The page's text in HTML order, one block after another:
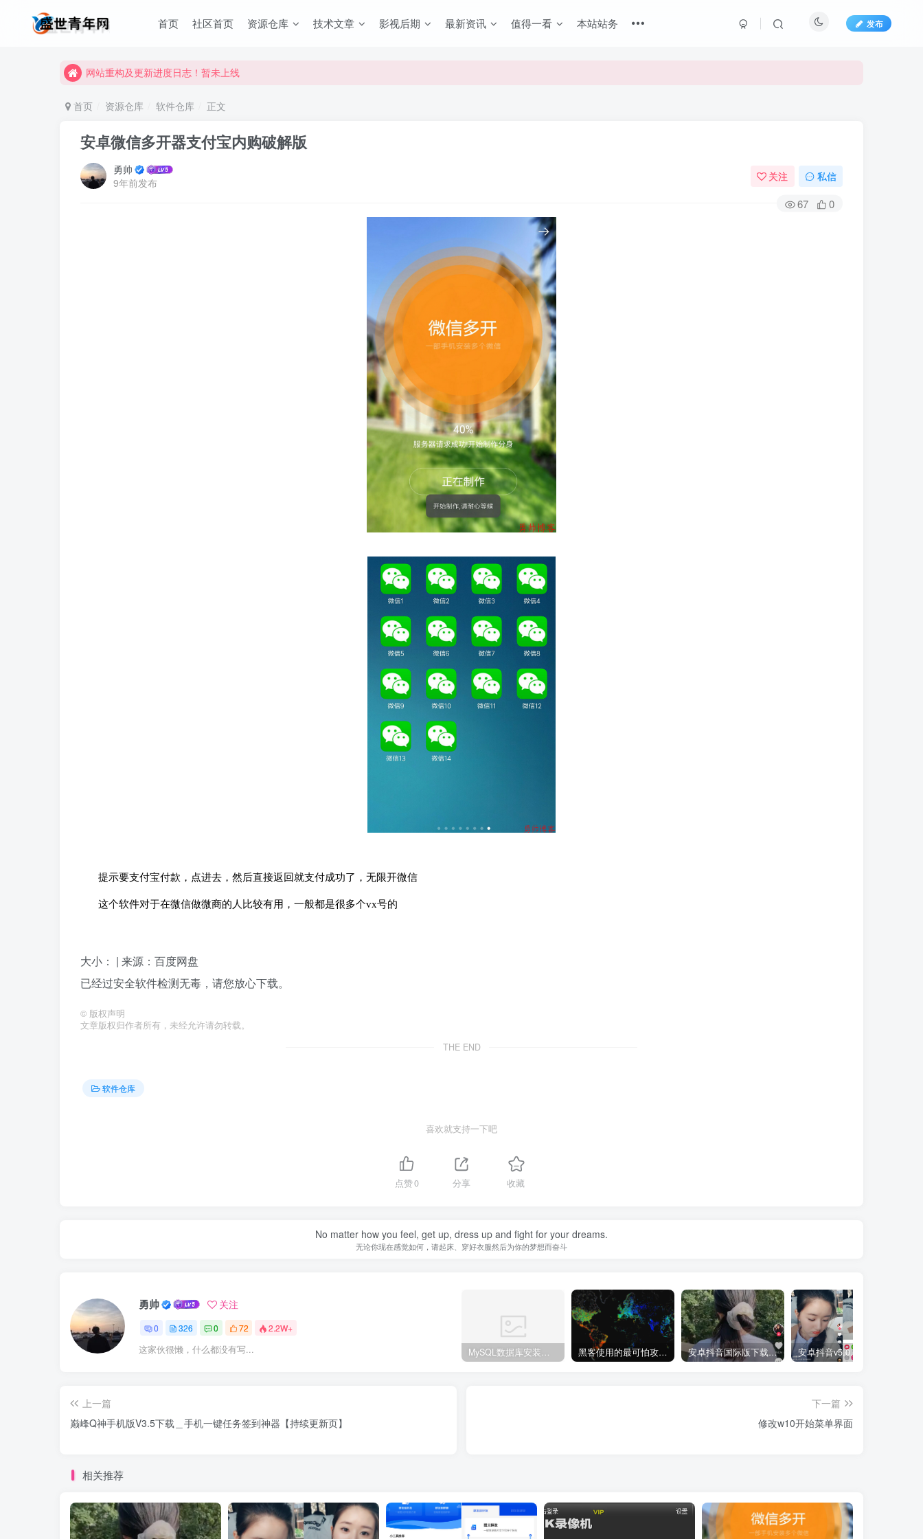
首页 社区首页 资源仓库 技术文章 影视后期 最新资讯 值得一看 本站站务 发布
网站重构及更新进度日志！暂未上线
网站重构及更新进度日志！暂未上线
首页 资源仓库 软件仓库 正文
安卓微信多开器支付宝内购破解版
勇帅
9年前发布
关注 私信
67 0
提示要支付宝付款，点进去，然后直接返回就支付成功了，无限开微信
这个软件对于在微信做微商的人比较有用，一般都是很多个vx号的
大小： | 来源：百度网盘
已经过安全软件检测无毒，请您放心下载。
© 版权声明
文章版权归作者所有，未经允许请勿转载。
THE END
软件仓库
喜欢就支持一下吧
点赞0 分享 收藏
No matter how you feel, get up, dress up and fight for your dreams.
无论你现在感觉如何，请起床、穿好衣服然后为你的梦想而奋斗
勇帅 关注
0 326 0 72 2.2W+
这家伙很懒，什么都没有写... MySQL数据库安装教程 黑客使用的最可怕攻击手段有哪些? 安卓抖音国际版下载TikTok_v18.5.6.0版本
上一篇
巅峰Q神手机版V3.5下载＿手机一键任务签到神器【持续更新页】
下一篇
修改w10开始菜单界面
相关推荐